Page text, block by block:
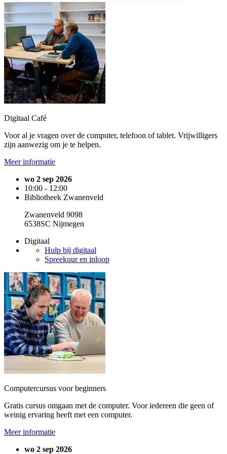
Digitaal Café
Voor al je vragen over de computer, telefoon of tablet. Vrijwilligers
zijn aanwezig om je te helpen.
Meer informatie
wo 2 sep 2026
10:00 - 12:00
Bibliotheek Zwanenveld
Zwanenveld 9098
6538SC Nijmegen
Digitaal
Hulp bij digitaal
Spreekuur en inloop
Computercursus voor beginners
Gratis cursus omgaan met de computer. Voor iedereen die geen of
weinig ervaring heeft met een computer.
Meer informatie
wo 2 sep 2026